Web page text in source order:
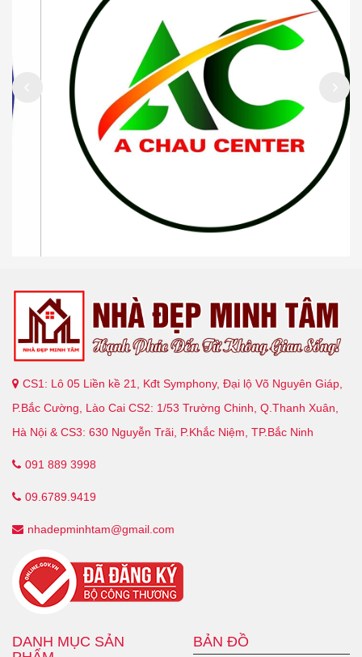
CS1: Lô 05 Liền kề 21, Kđt Symphony, Đại lộ Võ Nguyên Giáp,
P.Bắc Cường, Lào Cai CS2: 1/53 Trường Chinh, Q.Thanh Xuân,
Hà Nội & CS3: 630 Nguyễn Trãi, P.Khắc Niệm, TP.Bắc Ninh
091 889 3998
09.6789.9419
nhadepminhtam@gmail.com
DANH MỤC SẢN
BẢN ĐỒ